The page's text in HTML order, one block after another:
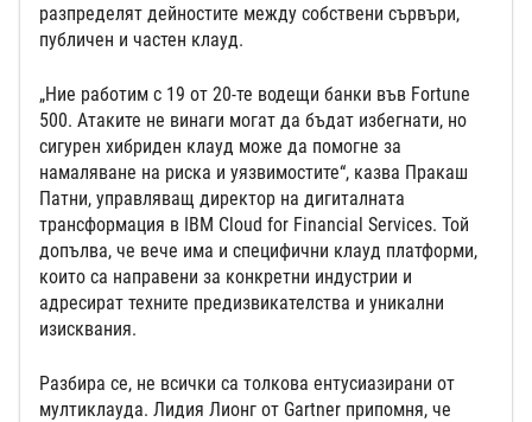
разпределят дейностите между собствени сървъри,
публичен и частен клауд.
„Ние работим с 19 от 20-те водещи банки във Fortune
500. Атаките не винаги могат да бъдат избегнати, но
сигурен хибриден клауд може да помогне за
намаляване на риска и уязвимостите“, казва Пракаш
Патни, управляващ директор на дигиталната
трансформация в IBM Cloud for Financial Services. Той
допълва, че вече има и специфични клауд платформи,
които са направени за конкретни индустрии и
адресират техните предизвикателства и уникални
изисквания.
Разбира се, не всички са толкова ентусиазирани от
мултиклауда. Лидия Лионг от Gartner припомня, че